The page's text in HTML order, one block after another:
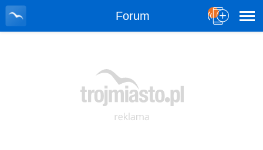
Forum